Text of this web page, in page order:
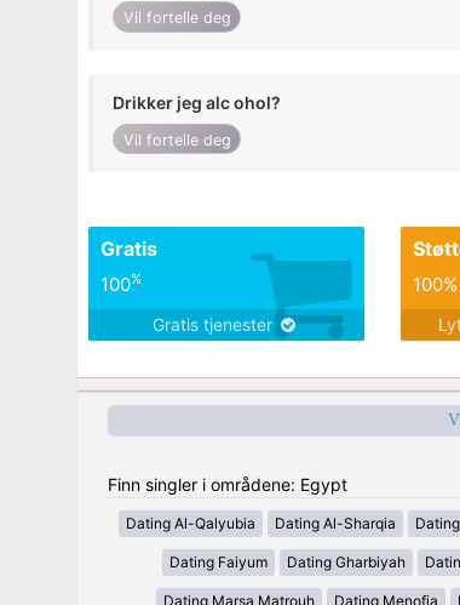
Vil fortelle deg
Drikker jeg alc ohol?
Vil fortelle deg
Gratis
100%
Gratis tjenester
Finn singler i områdene: Egypt
Dating Al-Qalyubia Dating Al-Sharqia
Dating Faiyum Dating Gharbiyah
Dating Marsa Matrouh Dating Menofia